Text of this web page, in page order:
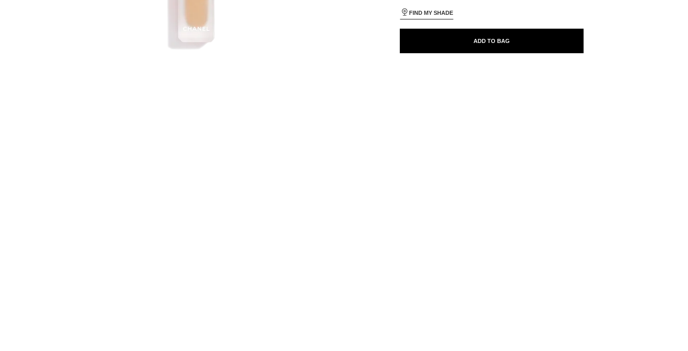
FIND MY SHADE
ADD TO BAG